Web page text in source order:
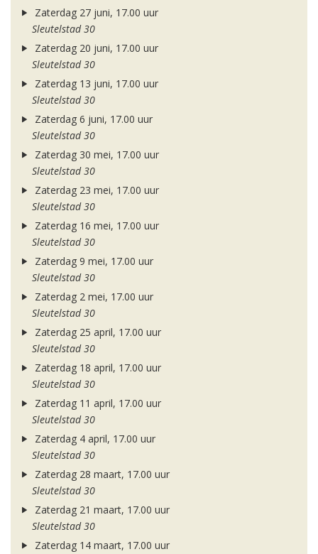
Zaterdag 27 juni, 17.00 uur
Sleutelstad 30
Zaterdag 20 juni, 17.00 uur
Sleutelstad 30
Zaterdag 13 juni, 17.00 uur
Sleutelstad 30
Zaterdag 6 juni, 17.00 uur
Sleutelstad 30
Zaterdag 30 mei, 17.00 uur
Sleutelstad 30
Zaterdag 23 mei, 17.00 uur
Sleutelstad 30
Zaterdag 16 mei, 17.00 uur
Sleutelstad 30
Zaterdag 9 mei, 17.00 uur
Sleutelstad 30
Zaterdag 2 mei, 17.00 uur
Sleutelstad 30
Zaterdag 25 april, 17.00 uur
Sleutelstad 30
Zaterdag 18 april, 17.00 uur
Sleutelstad 30
Zaterdag 11 april, 17.00 uur
Sleutelstad 30
Zaterdag 4 april, 17.00 uur
Sleutelstad 30
Zaterdag 28 maart, 17.00 uur
Sleutelstad 30
Zaterdag 21 maart, 17.00 uur
Sleutelstad 30
Zaterdag 14 maart, 17.00 uur